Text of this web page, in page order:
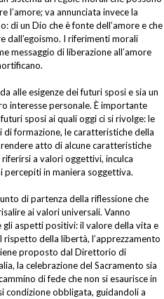
l’amore; va annunciata invece la
di un Dio che è fonte dell’amore e che
dall’egoismo. I riferimenti morali
messaggio di liberazione all’amore
alle esigenze dei futuri sposi e sia un
interesse personale. È importante
sposi ai quali oggi ci si rivolge: le
formazione, le caratteristiche della
atto di alcune caratteristiche
a valori oggettivi, inculca
percepiti in maniera soggettiva.
di partenza della riflessione che
ai valori universali. Vanno
aspetti positivi: il valore della vita e
rispetto della libertà, l’apprezzamento
proposto dal Direttorio di
la celebrazione del Sacramento sia
di fede che non si esaurisce in
condizione obbligata, guidandoli a